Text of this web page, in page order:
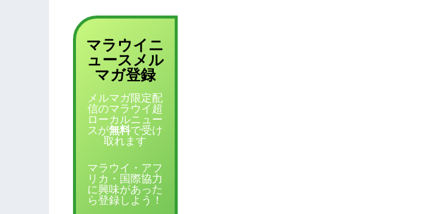
マラウイニ
ュース メル
マガ登録
メルマガ限定配
信のマラウイ超
ローカルニュー
スが無料で受け
取れます
マラウイ・アフ
リカ・国際協力
に興味があった
ら登録しよう！